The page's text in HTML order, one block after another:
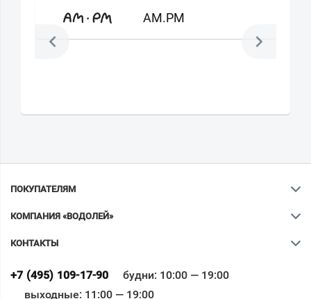
AM.PM
ПОКУПАТЕЛЯМ
КОМПАНИЯ «ВОДОЛЕЙ»
КОНТАКТЫ
+7 (495) 109-17-90
будни: 10:00 — 19:00
выходные: 11:00 — 19:00